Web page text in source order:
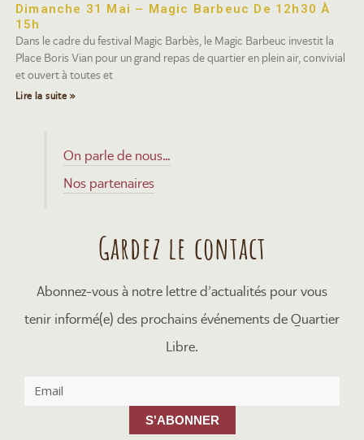
Dimanche 31 Mai – Magic Barbeuc De 12h30 À
15h
Dans le cadre du festival Magic Barbès, le Magic Barbeuc investit la
Place Boris Vian pour un grand repas de quartier en plein air, convivial
et ouvert à toutes et
Lire la suite »
On parle de nous…
Nos partenaires
Gardez le contact
Abonnez-vous à notre lettre d’actualités pour vous
tenir informé(e) des prochains événements de Quartier
Libre.
S'ABONNER